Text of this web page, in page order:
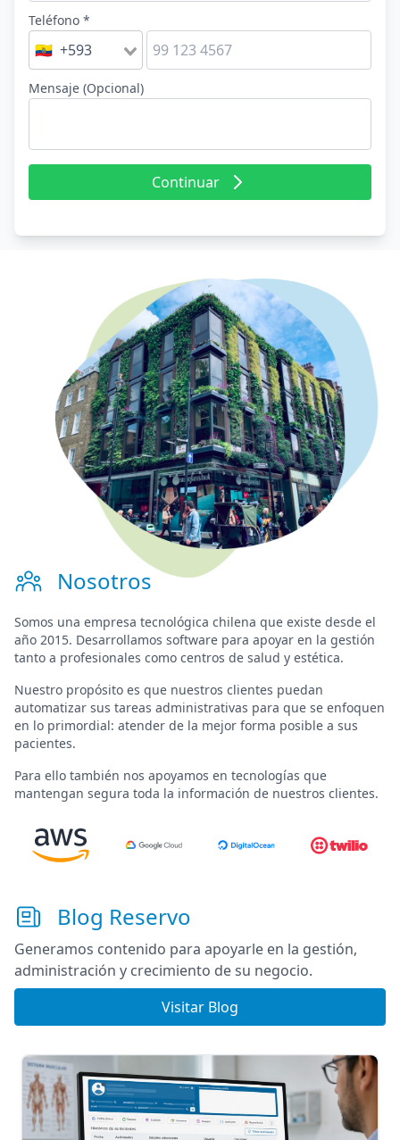
Teléfono *
🇪🇨 +593
Mensaje (Opcional)
Continuar
Nosotros
Somos una empresa tecnológica chilena que existe desde el
año 2015. Desarrollamos software para apoyar en la gestión
tanto a profesionales como centros de salud y estética.
Nuestro propósito es que nuestros clientes puedan
automatizar sus tareas administrativas para que se enfoquen
en lo primordial: atender de la mejor forma posible a sus
pacientes.
Para ello también nos apoyamos en tecnologías que
mantengan segura toda la información de nuestros clientes.
Blog Reservo
Generamos contenido para apoyarle en la gestión,
administración y crecimiento de su negocio.
Visitar Blog